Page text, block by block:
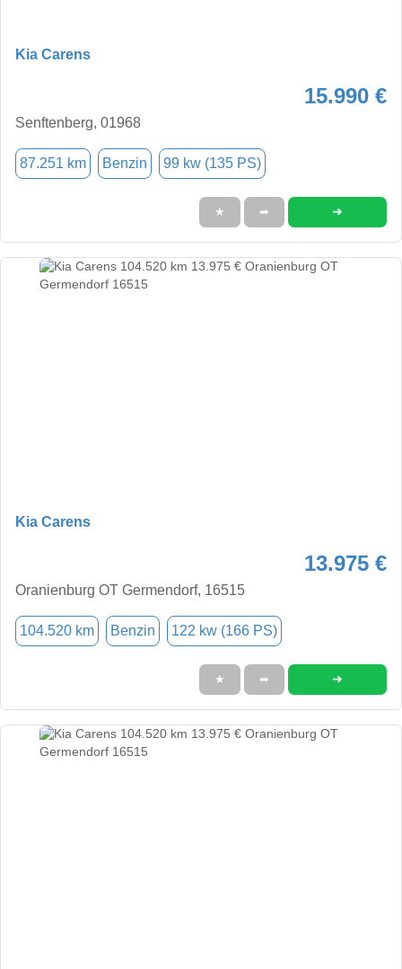
Kia Carens
15.990 €
Senftenberg, 01968
87.251 km Benzin 99 kw (135 PS)
★ ➦ ➜
Kia Carens
13.975 €
Oranienburg OT Germendorf, 16515
104.520 km Benzin 122 kw (166 PS)
★ ➦ ➜